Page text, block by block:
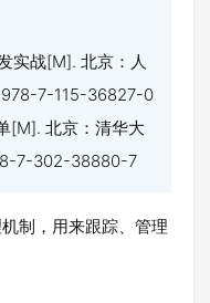
实战[M]. 北京：人
978-7-115-36827-0
[M]. 北京：清华大
7-302-38880-7
制，用来跟踪、管理